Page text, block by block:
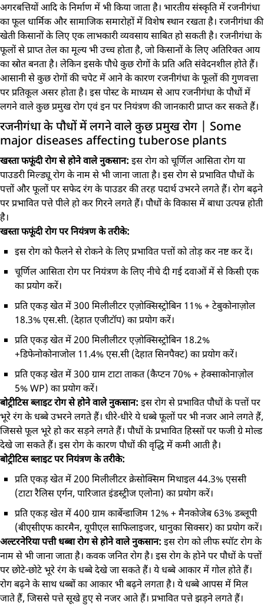
अगरबत्तियों आदि के निर्माण में भी किया जाता है। भारतीय संस्कृति में रजनीगंधा
का फूल धार्मिक और सामाजिक समारोहों में विशेष स्थान रखता है। रजनीगंधा की
खेती किसानों के लिए एक लाभकारी व्यवसाय साबित हो सकती है। रजनीगंधा के
फूलों से प्राप्त तेल का मूल्य भी उच्च होता है, जो किसानों के लिए अतिरिक्त आय
का स्रोत बनता है। लेकिन इसके पौधे कुछ रोगों के प्रति अति संवेदनशील होते हैं।
आसानी से कुछ रोगों की चपेट में आने के कारण रजनीगंधा के फूलों की गुणवत्ता
पर प्रतिकूल असर होता है। इस पोस्ट के माध्यम से आप रजनीगंधा के पौधों में
लगने वाले कुछ प्रमुख रोग एवं इन पर नियंत्रण की जानकारी प्राप्त कर सकते हैं।
रजनीगंधा के पौधों में लगने वाले कुछ प्रमुख रोग | Some
major diseases affecting tuberose plants
खस्ता फफूंदी रोग से होने वाले नुकसान: इस रोग को चूर्णिल आसिता रोग या
पाउडरी मिल्ड्यू रोग के नाम से भी जाना जाता है। इस रोग से प्रभावित पौधों के
पत्तों और फूलों पर सफेद रंग के पाउडर की तरह पदार्थ उभरने लगते हैं। रोग बढ़ने
पर प्रभावित पत्ते पीले हो कर गिरने लगते हैं। पौधों के विकास में बाधा उत्पन्न होती
है।
खस्ता फफूंदी रोग पर नियंत्रण के तरीके:
इस रोग को फैलने से रोकने के लिए प्रभावित पत्तों को तोड़ कर नष्ट कर दें।
चूर्णिल आसिता रोग पर नियंत्रण के लिए नीचे दी गई दवाओं में से किसी एक
का प्रयोग करें।
प्रति एकड़ खेत में 300 मिलीलीटर एज़ोक्सिस्ट्रोबिन 11% + टेबुकोनाज़ोल
18.3% एस.सी. (देहात एजीटॉप) का प्रयोग करें।
प्रति एकड़ खेत में 200 मिलीलीटर एज़ोक्सिस्ट्रोबिन 18.2%
+डिफेनोकोनाजोल 11.4% एस.सी (देहात सिनपैक्ट) का प्रयोग करें।
प्रति एकड़ खेत में 300 ग्राम टाटा ताकत (कैप्टन 70% + हेक्साकोनाज़ोल
5% WP) का प्रयोग करें।
बोट्रीटिस ब्लाइट रोग से होने वाले नुकसान: इस रोग से प्रभावित पौधों के पत्तों पर
भूरे रंग के धब्बे उभरने लगते हैं। धीरे-धीरे ये धब्बे फूलों पर भी नजर आने लगते हैं,
जिससे फूल भूरे हो कर सड़ने लगते हैं। पौधों के प्रभावित हिस्सों पर फजी ग्रे मोल्ड
देखे जा सकते हैं। इस रोग के कारण पौधों की वृद्धि में कमी आती है।
बोट्रीटिस ब्लाइट पर नियंत्रण के तरीके:
प्रति एकड़ खेत में 200 मिलीलीटर क्रेसोक्सिम मिथाइल 44.3% एससी
(टाटा रैलिस एर्गन, पारिजात इंडस्ट्रीज एलोना) का प्रयोग करें।
प्रति एकड़ खेत में 400 ग्राम कार्बेन्डाजिम 12% + मैनकोजेब 63% डब्लूपी
(बीएसीएफ कारमैन, यूपीएल साफिलाइजर, धानुका सिक्सर) का प्रयोग करें।
अल्टरनेरिया पत्ती धब्बा रोग से होने वाले नुकसान: इस रोग को लीफ स्पॉट रोग के
नाम से भी जाना जाता है। कवक जनित रोग है। इस रोग के होने पर पौधों के पत्तों
पर छोटे-छोटे भूरे रंग के धब्बे देखे जा सकते हैं। ये धब्बे आकार में गोल होते हैं।
रोग बढ़ने के साथ धब्बों का आकार भी बढ़ने लगता है। ये धब्बे आपस में मिल
जाते हैं, जिससे पत्ते सूखे हुए से नजर आते हैं। प्रभावित पत्ते झड़ने लगते हैं।